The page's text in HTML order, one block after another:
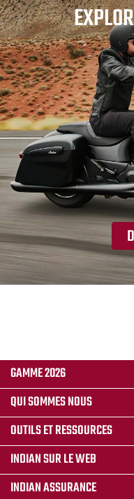
GAMME 2026
QUI SOMMES NOUS
OUTILS ET RESSOURCES
INDIAN SUR LE WEB
INDIAN ASSURANCE